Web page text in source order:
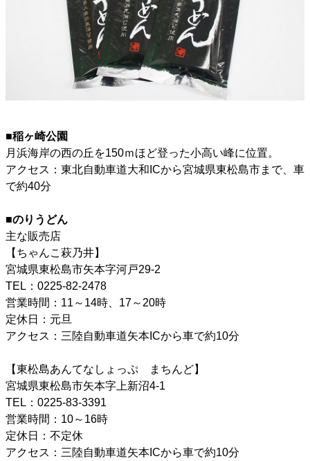
■稲ヶ崎公園
月浜海岸の西の丘を150ｍほど登った小高い峰に位置。
アクセス：東北自動車道大和ICから宮城県東松島市まで、車
で約40分
■のりうどん
主な販売店
【ちゃんこ萩乃井】
宮城県東松島市矢本字河戸29-2
TEL：0225-82-2478
営業時間：11～14時、17～20時
定休日：元旦
アクセス：三陸自動車道矢本ICから車で約10分
【東松島あんてなしょっぷ まちんど】
宮城県東松島市矢本字上新沼4-1
TEL：0225-83-3391
営業時間：10～16時
定休日：不定休
アクセス：三陸自動車道矢本ICから車で約10分